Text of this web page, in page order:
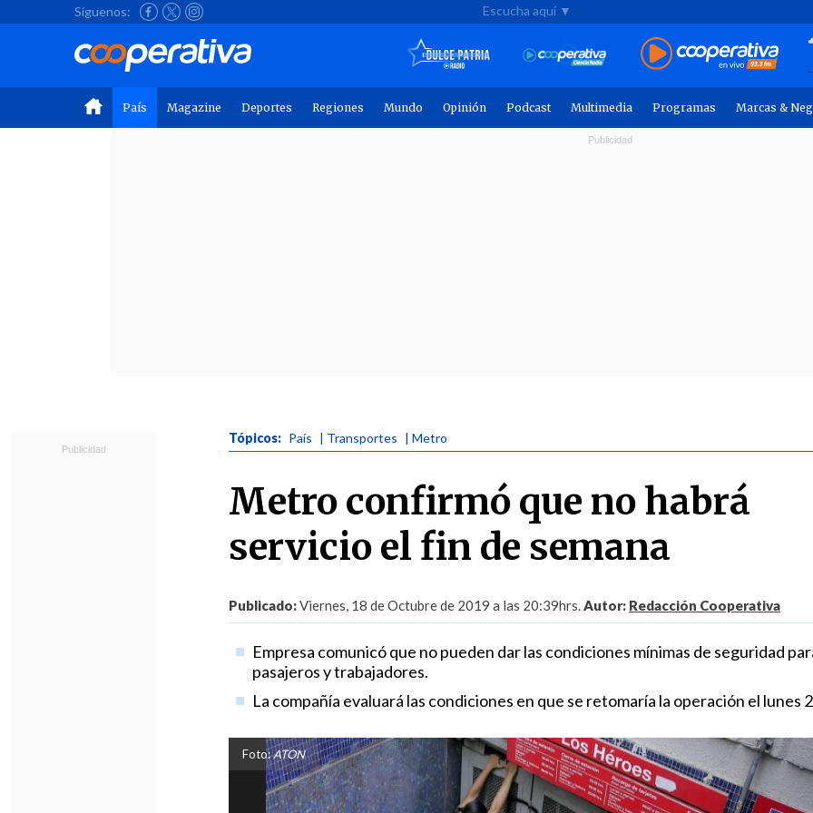
Síguenos: Escucha aquí ▼
País Magazine Deportes Regiones Mundo Opinión Podcast Multimedia Programas Marcas &
Tópicos: País | Transportes | Metro
Metro confirmó que no habrá
servicio el fin de semana
Publicado:Viernes, 18 de Octubre de 2019 a las 20:39hrs.Autor: Redacción Cooperativa
Empresa comunicó que no pueden dar las condiciones mínimas de seguridad
pasajeros y trabajadores.
La compañía evaluará las condiciones en que se retomaría la operación el lunes
Foto:ATON